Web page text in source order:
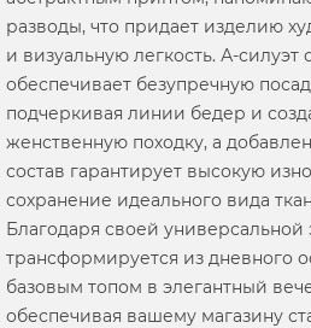
разводы, что придает изделию
и визуальную легкость. А-силуэт
обеспечивает безупречную
подчеркивая линии бедер и
женственную походку, а
состав гарантирует высокую
сохранение идеального вида
Благодаря своей универсальной
трансформируется из дневного
базовым топом в элегантный
обеспечивая вашему магазину